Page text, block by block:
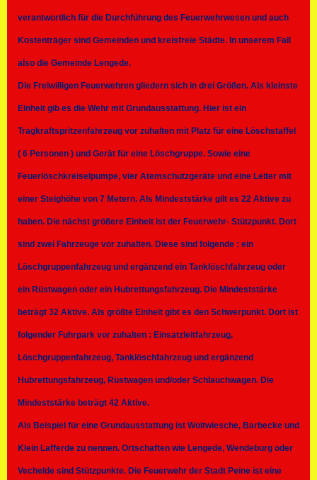
verantwortlich für die Durchführung des Feuerwehrwesen und auch
Kostenträger sind Gemeinden und kreisfreie Städte. In unserem Fall
also die Gemeinde Lengede.
Die Freiwilligen Feuerwehren gliedern sich in drei Größen. Als kleinste
Einheit gib es die Wehr mit Grundausstattung. Hier ist ein
Tragkraftspritzenfahrzeug vor zuhalten mit Platz für eine Löschstaffel
( 6 Personen ) und Gerät für eine Löschgruppe. Sowie eine
Feuerlöschkreiselpumpe, vier Atemschutzgeräte und eine Leiter mit
einer Steighöhe von 7 Metern. Als Mindeststärke gilt es 22 Aktive zu
haben. Die nächst größere Einheit ist der Feuerwehr- Stützpunkt. Dort
sind zwei Fahrzeuge vor zuhalten. Diese sind folgende : ein
Löschgruppenfahrzeug und ergänzend ein Tanklöschfahrzeug oder
ein Rüstwagen oder ein Hubrettungsfahrzeug. Die Mindeststärke
beträgt 32 Aktive. Als größte Einheit gibt es den Schwerpunkt. Dort ist
folgender Fuhrpark vor zuhalten : Einsatzleitfahrzeug,
Löschgruppenfahrzeug, Tanklöschfahrzeug und ergänzend
Hubrettungsfahrzeug, Rüstwagen und/oder Schlauchwagen. Die
Mindeststärke beträgt 42 Aktive.
Als Beispiel für eine Grundausstattung ist Woltwiesche, Barbecke und
Klein Lafferde zu nennen. Ortschaften wie Lengede, Wendeburg oder
Vechelde sind Stützpunkte. Die Feuerwehr der Stadt Peine ist eine